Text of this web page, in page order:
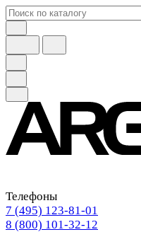
Телефоны
7 (495) 123-81-01
8 (800) 101-32-12